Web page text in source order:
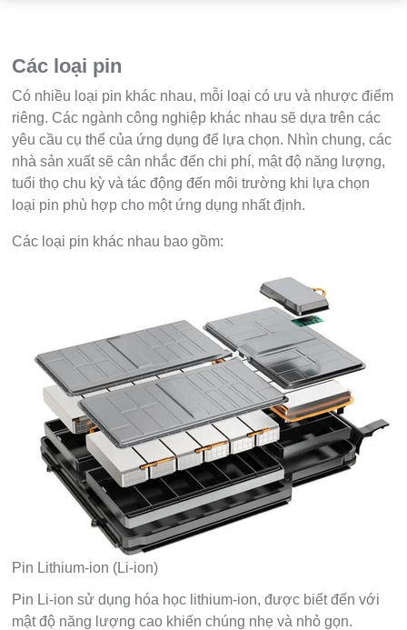
Các loại pin
Có nhiều loại pin khác nhau, mỗi loại có ưu và nhược điểm
riêng. Các ngành công nghiệp khác nhau sẽ dựa trên các
yêu cầu cụ thể của ứng dụng để lựa chọn. Nhìn chung, các
nhà sản xuất sẽ cân nhắc đến chi phí, mật độ năng lượng,
tuổi thọ chu kỳ và tác động đến môi trường khi lựa chọn
loại pin phù hợp cho một ứng dụng nhất định.
Các loại pin khác nhau bao gồm:
Pin Lithium-ion (Li-ion)
Pin Li-ion sử dụng hóa học lithium-ion, được biết đến với
mật độ năng lượng cao khiến chúng nhẹ và nhỏ gọn.